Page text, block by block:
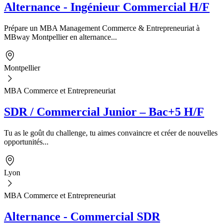
Alternance - Ingénieur Commercial H/F
Prépare un MBA Management Commerce & Entrepreneuriat à
MBway Montpellier en alternance...
Montpellier
MBA Commerce et Entrepreneuriat
SDR / Commercial Junior – Bac+5 H/F
Tu as le goût du challenge, tu aimes convaincre et créer de nouvelles
opportunités...
Lyon
MBA Commerce et Entrepreneuriat
Alternance - Commercial SDR